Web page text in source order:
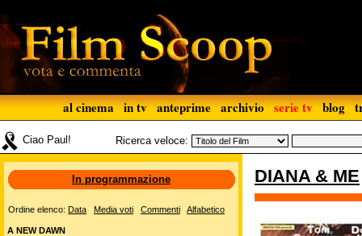
al cinema in tv anteprime archivio serie tv blog
Ciao Paul! Ricerca veloce:
DIANA & ME
In programmazione
Ordine elenco: Data Media voti Commenti Alfabetico
A NEW DAWN